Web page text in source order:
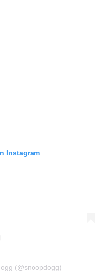
Instagram
(@snoopdogg)